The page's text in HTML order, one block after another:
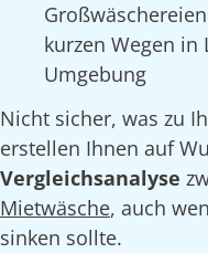
kurzen Wegen
Umgebung
Nicht sicher, was zu
erstellen Ihnen auf
Vergleichsanalyse
Mietwäsche, auch
sinken sollte.